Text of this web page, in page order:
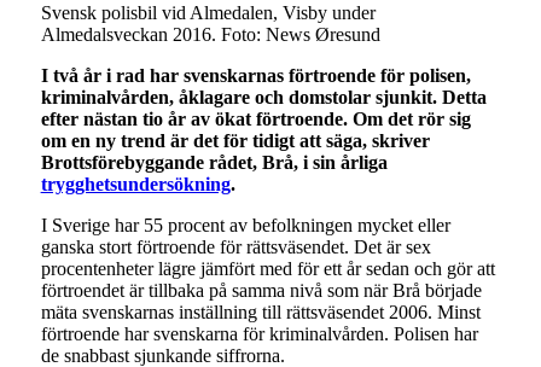
Svensk polisbil vid Almedalen, Visby under
Almedalsveckan 2016. Foto: News Øresund
I två år i rad har svenskarnas förtroende för polisen,
kriminalvården, åklagare och domstolar sjunkit. Detta
efter nästan tio år av ökat förtroende. Om det rör sig
om en ny trend är det för tidigt att säga, skriver
Brottsförebyggande rådet, Brå, i sin årliga
trygghetsundersökning.
I Sverige har 55 procent av befolkningen mycket eller
ganska stort förtroende för rättsväsendet. Det är sex
procentenheter lägre jämfört med för ett år sedan och gör att
förtroendet är tillbaka på samma nivå som när Brå började
mäta svenskarnas inställning till rättsväsendet 2006. Minst
förtroende har svenskarna för kriminalvården. Polisen har
de snabbast sjunkande siffrorna.